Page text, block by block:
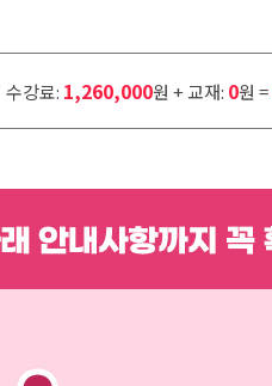
수강료: 1,260,000원 + 교재: 0원 =